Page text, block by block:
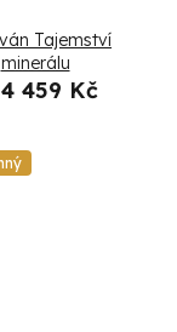
Tajemství
minerálu
4 459 Kč